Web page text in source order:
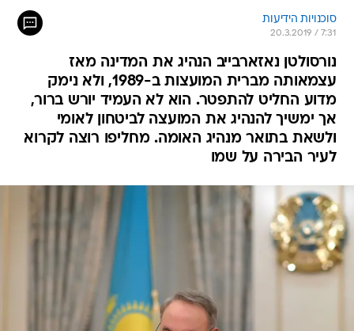
סוכנויות הידיעות
20.3.2019 / 7:31
נורסולטן נאזארבייב הנהיג את המדינה מאז
עצמאותה מברית המועצות ב-1989, ולא נימק
מדוע החליט להתפטר. הוא לא העמיד יורש ברור,
אך ימשיך להנהיג את המועצה לביטחון לאומי
ולשאת בתואר מנהיג האומה. מחליפו רוצה לקרוא
לעיר הבירה על שמו